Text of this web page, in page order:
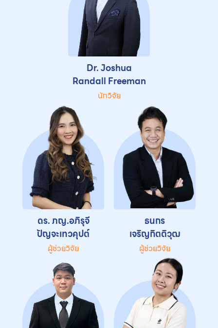
Dr. Joshua
Randall Freeman
นักวิจัย
ดร. ภญ.อภิรุจี
ปัญจะเทวคุปต์
ผู้ช่วยวิจัย
ธนกร
เจริญกิตติวุฒ
ผู้ช่วยวิจัย